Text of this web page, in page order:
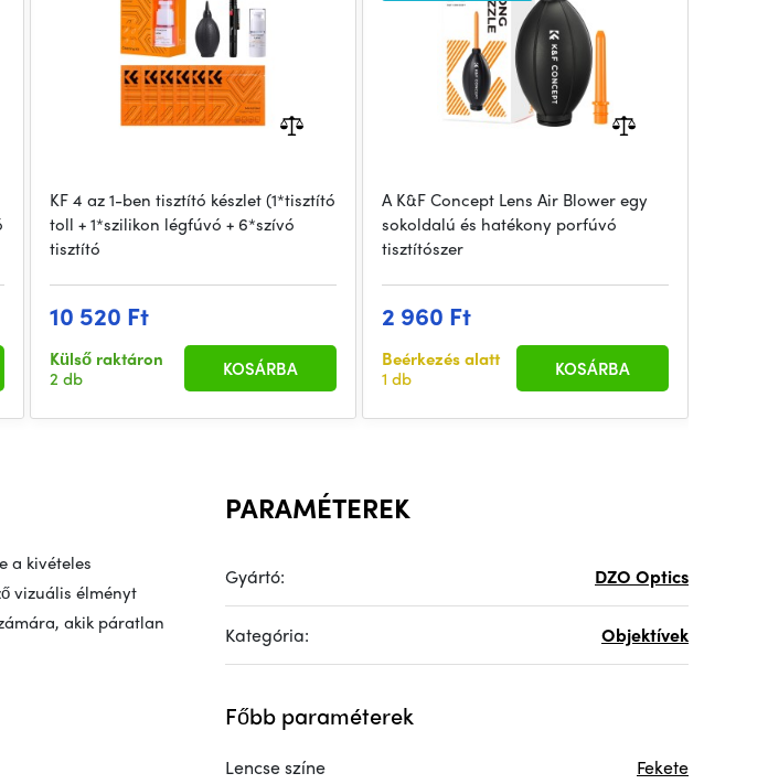
KF 4 az 1-ben tisztító készlet (1*tisztító
toll + 1*szilikon légfúvó + 6*szívó
tisztító
10 520 Ft
Külső raktáron
2 db
KOSÁRBA
A K&F Concept Lens Air Blower egy
sokoldalú és hatékony porfúvó
tisztítószer
2 960 Ft
Beérkezés alatt
1 db
KOSÁRBA
a kivételes
vizuális élményt
akik páratlan
PARAMÉTEREK
Gyártó: DZO Optics
Kategória: Objektívek
Főbb paraméterek
Lencse színe Fekete